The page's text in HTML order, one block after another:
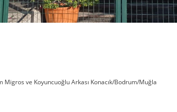
Migros ve Koyuncuoğlu Arkası Konacık/Bodrum/Muğla